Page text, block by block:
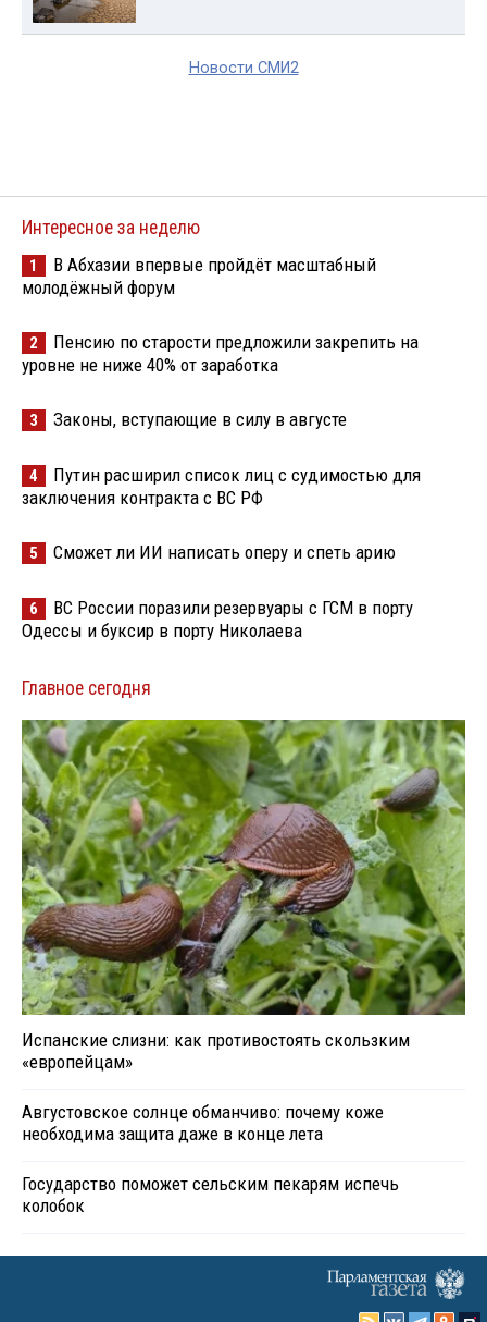
Новости СМИ2
Интересное за неделю
1
В Абхазии впервые пройдёт масштабный
молодёжный форум
2
Пенсию по старости предложили закрепить на
уровне не ниже 40% от заработка
3 Законы, вступающие в силу в августе
4
Путин расширил список лиц с судимостью для
заключения контракта с ВС РФ
5 Сможет ли ИИ написать оперу и спеть арию
6
ВС России поразили резервуары с ГСМ в порту
Одессы и буксир в порту Николаева
Главное сегодня
Испанские слизни: как противостоять скользким
«европейцам»
Августовское солнце обманчиво: почему коже
необходима защита даже в конце лета
Государство поможет сельским пекарям испечь
колобок